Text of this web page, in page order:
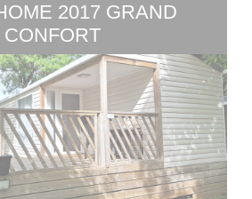
2017 GRAND
CONFORT